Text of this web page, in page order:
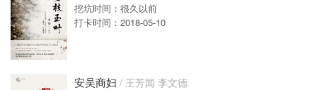
挖坑时间：很久以前
打卡时间：2018-05-10
安吴商妇 / 王芳闻 李文德